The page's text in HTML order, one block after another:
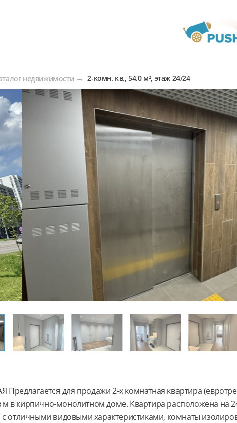
недвижимости 2-комн. кв., 54.0 м², этаж 24/24
Предлагается для продажи 2-х комнатная квартира
в кирпично-монолитном доме. Квартира расположена на
с отличными видовыми характеристиками, комнаты